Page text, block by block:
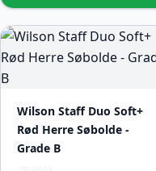
Wilson Staff Duo Soft+
Rød Herre Søbolde -
Grade B